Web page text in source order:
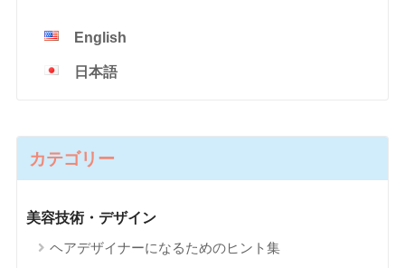
English
日本語
カテゴリー
美容技術・デザイン
ヘアデザイナーになるためのヒント集